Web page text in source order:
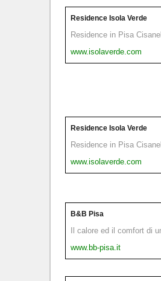
Residence Isola Verde
Residence in Pisa
www.isolaverde.com
Residence Isola Verde
Residence in Pisa
www.isolaverde.com
B&B Pisa
Il calore ed il comfort di
www.bb-pisa.it